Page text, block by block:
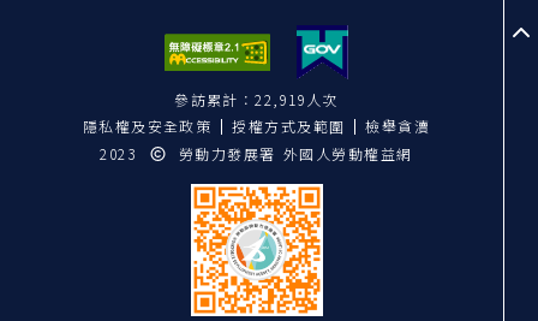
參訪累計：22,919人次
隱私權及安全政策
授權方式及範圍
檢舉貪瀆
2023
勞動力發展署 外國人勞動權益網
至